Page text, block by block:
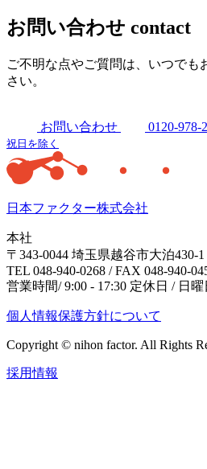
お問い合わせ contact
ご不明な点やご質問は、いつでも
さい。
お問い合わせ 0120-978-
祝日を除く
日本ファクター株式会社
本社
〒343-0044 埼玉県越谷市大泊430-1
TEL 048-940-0268 / FAX 048-940-
営業時間/ 9:00 - 17:30 定休日 / 日曜
個人情報保護方針について
Copyright © nihon factor. All Rights
採用情報